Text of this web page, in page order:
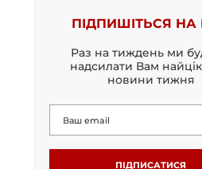
ПІДПИШІТЬСЯ НА
Раз на тиждень ми
надсилати Вам
новини тижня
ПІДПИСАТИСЯ